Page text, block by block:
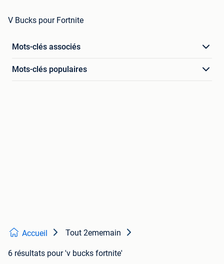
V Bucks pour Fortnite
Mots-clés associés
Mots-clés populaires
Accueil Tout 2ememain
6 résultats pour 'v bucks fortnite'